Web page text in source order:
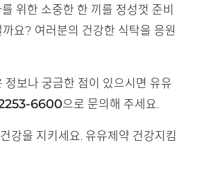
위한 소중한 한 끼를 정성껏 준비
요? 여러분의 건강한 식탁을 응원
정보나 궁금한 점이 있으시면 유유
6600으로 문의해 주세요.
강을 지키세요. 유유제약 건강지킴